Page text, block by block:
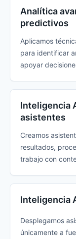
Analítica
predictivos
Aplicamos
para identificar
apoyar
Inteligencia
asistentes
Creamos
resultados,
trabajo con
Inteligencia
Desplegamos
únicamente a